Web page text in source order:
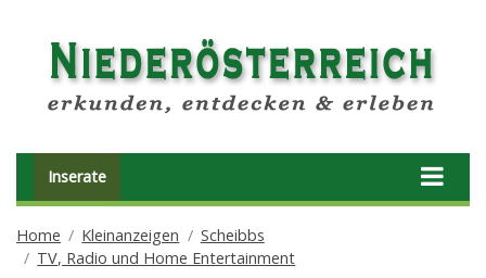
Inserate
Home Kleinanzeigen
Scheibbs
TV, Radio und Home Entertainment